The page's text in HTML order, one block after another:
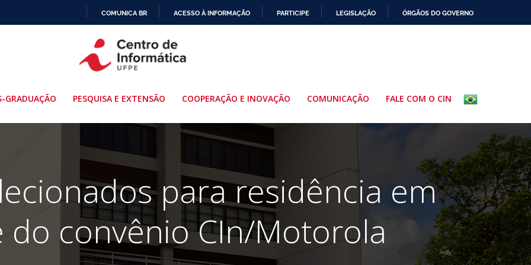
PARA
O
COMUNICA BR ACESSO À INFORMAÇÃO PARTICIPE LEGISLAÇÃO ÓRGÃOS DO GOVERNO
GRADUAÇÃO PESQUISA E EXTENSÃO COOPERAÇÃO E INOVAÇÃO COMUNICAÇÃO FALE COM O CIN
para residência em
do convênio CIn/Motorola